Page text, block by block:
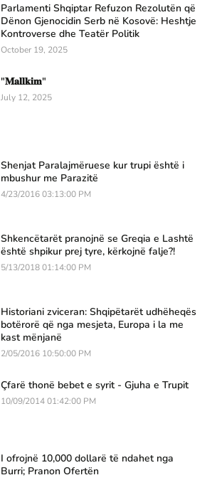
Parlamenti Shqiptar Refuzon Rezolutën që
Dënon Gjenocidin Serb në Kosovë: Heshtje
Kontroverse dhe Teatër Politik
October 19, 2025
"𝐌𝐚𝐥𝐥𝐤𝐢𝐦"
July 12, 2025
Shenjat Paralajmëruese kur trupi është i
mbushur me Parazitë
4/23/2016 03:13:00 PM
Shkencëtarët pranojnë se Greqia e Lashtë
është shpikur prej tyre, kërkojnë falje?!
5/13/2018 01:14:00 PM
Historiani zviceran: Shqipëtarët udhëheqës
botërorë që nga mesjeta, Europa i la me
kast mënjanë
2/05/2016 10:50:00 PM
Çfarë thonë bebet e syrit - Gjuha e Trupit
10/09/2014 01:42:00 PM
I ofrojnë 10,000 dollarë të ndahet nga
Burri; Pranon Ofertën